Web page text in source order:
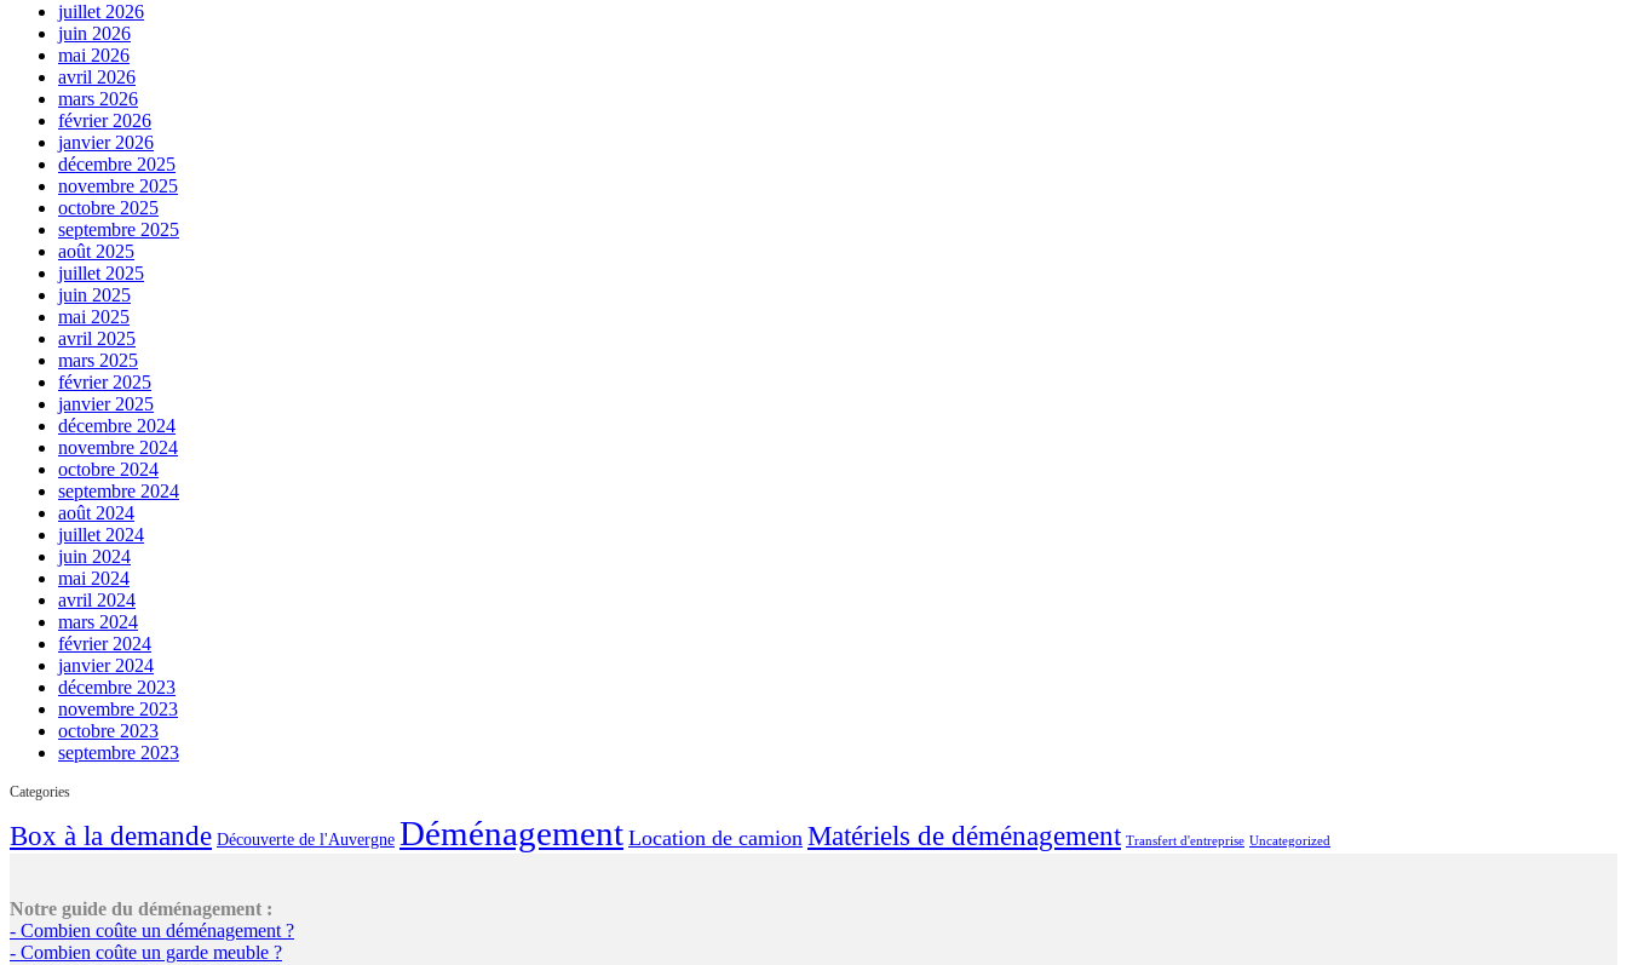
juillet 2026
juin 2026
mai 2026
avril 2026
mars 2026
février 2026
janvier 2026
décembre 2025
novembre 2025
octobre 2025
septembre 2025
août 2025
juillet 2025
juin 2025
mai 2025
avril 2025
mars 2025
février 2025
janvier 2025
décembre 2024
novembre 2024
octobre 2024
septembre 2024
août 2024
juillet 2024
juin 2024
mai 2024
avril 2024
mars 2024
février 2024
janvier 2024
décembre 2023
novembre 2023
octobre 2023
septembre 2023
Categories
Box à la demande Découverte de l'Auvergne Déménagement Location de camion Matériels de déménagement Transfert d'entreprise Uncategorized
Notre guide du déménagement :
- Combien coûte un déménagement ?
- Combien coûte un garde meuble ?